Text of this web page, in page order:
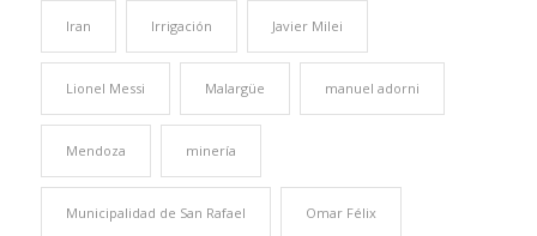
Iran Irrigación Javier Milei
Lionel Messi Malargüe manuel adorni
Mendoza minería
Municipalidad de San Rafael Omar Félix